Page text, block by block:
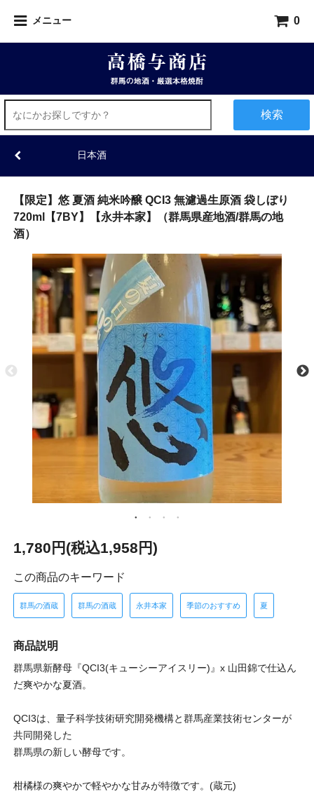
メニュー 0
検索
日本酒
【限定】悠 夏酒 純米吟醸 QCI3 無濾過生原酒 袋しぼり
720ml【7BY】【永井本家】（群馬県産地酒/群馬の地
酒）
1,780円(税込1,958円)
この商品のキーワード
群馬の酒蔵 群馬の酒蔵 永井本家 季節のおすすめ 夏
商品説明
群馬県新酵母『QCI3(キューシーアイスリー)』x 山田錦で仕込ん
だ爽やかな夏酒。
QCI3は、量子科学技術研究開発機構と群馬産業技術センターが
共同開発した
群馬県の新しい酵母です。
柑橘様の爽やかで軽やかな甘みが特徴です。(蔵元)